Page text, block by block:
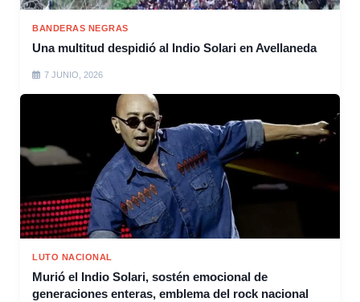
BANDERAS NEGRAS
Una multitud despidió al Indio Solari en Avellaneda
7 JUNIO, 2026
LUTO NACIONAL
Murió el Indio Solari, sostén emocional de
generaciones enteras, emblema del rock nacional